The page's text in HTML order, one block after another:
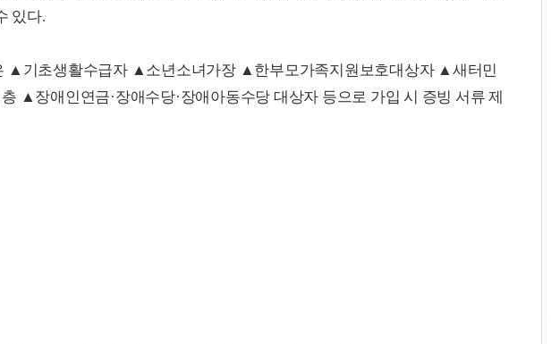
있다.
▲기초생활수급자 ▲소년소녀가장 ▲한부모가족지원보호대상자 ▲새터민
▲장애인연금·장애수당·장애아동수당 대상자 등으로 가입 시 증빙 서류 제